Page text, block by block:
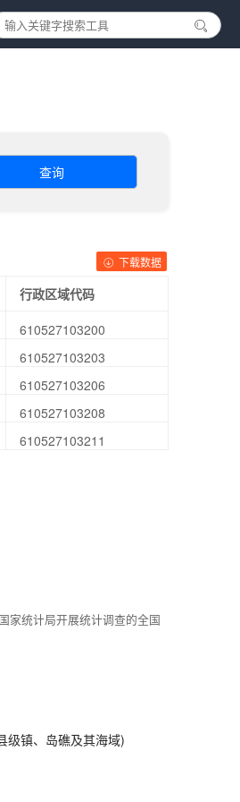
查询
下载数据
行政区域代码
610527103200
610527103203
610527103206
610527103208
610527103211
家统计局开展统计调查的全国
级镇、岛礁及其海域)